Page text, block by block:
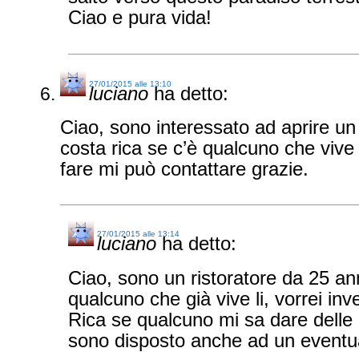
Ciao e pura vida!
luciano ha detto:
27/01/2015 alle 13:10
Ciao, sono interessato ad aprire
costa rica se c’è qualcuno che
fare mi può contattare grazie.
luciano ha detto:
27/01/2015 alle 13:14
Ciao, sono un ristoratore da 25
qualcuno che già vive li, vorrei
Rica se qualcuno mi sa dare
sono disposto anche ad un